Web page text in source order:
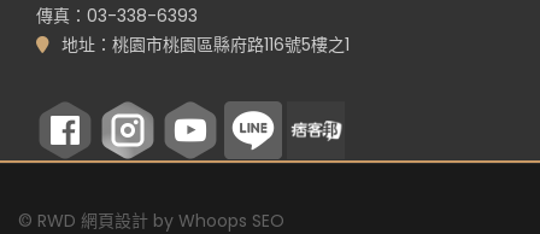
傳真：03-338-6393
地址：桃園市桃園區縣府路116號5樓之1
© RWD 網頁設計 by Whoops SEO